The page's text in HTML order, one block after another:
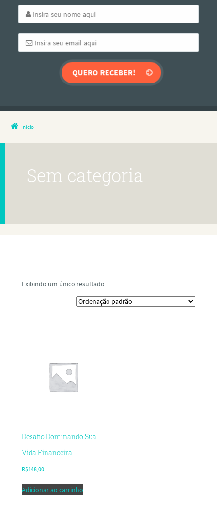
Início
Sem categoria
Exibindo um único resultado
Desafio Dominando Sua
Vida Financeira
R$148,00
Adicionar ao carrinho